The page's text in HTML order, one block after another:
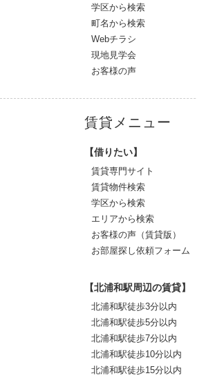
学区から検索
町名から検索
Webチラシ
現地見学会
お客様の声
賃貸メニュー
【借りたい】
賃貸専門サイト
賃貸物件検索
学区から検索
エリアから検索
お客様の声（賃貸版）
お部屋探し依頼フォーム
【北浦和駅周辺の賃貸】
北浦和駅徒歩3分以内
北浦和駅徒歩5分以内
北浦和駅徒歩7分以内
北浦和駅徒歩10分以内
北浦和駅徒歩15分以内